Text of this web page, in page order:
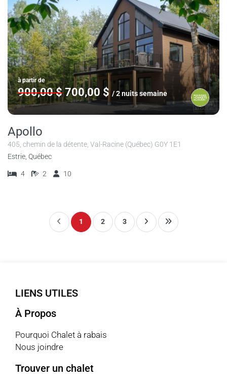
à partir de
900,00 $ 700,00 $ / 2 nuits semaine
Apollo
405, chemin de la détente, Val-Racine (Québec) G0Y 1E1
Estrie, Québec
4 2 10
1 2 3
LIENS UTILES
À Propos
Pourquoi Chalet à rabais
Nous joindre
Trouver un chalet